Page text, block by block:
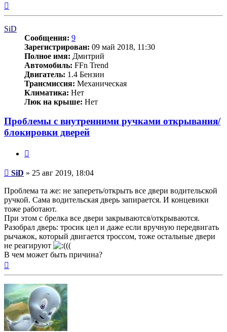
SiD
Сообщения: 9
Зарегистрирован: 09 май 2018, 11:30
Полное имя: Дмитрий
Автомобиль: FFn Trend
Двигатель: 1.4 Бензин
Трансмиссия: Механическая
Климатика: Нет
Люк на крыше: Нет
Проблемы с внутренними ручками открывания/
блокировки дверей
Сообщение
SiD » 25 авг 2019, 18:04
Проблема та же: не запереть/открыть все двери водительской
ручкой. Сама водительская дверь запирается. И концевики
тоже работают.
При этом с брелка все двери закрываются/открываются.
Разобрал дверь: тросик цел и даже если вручную передвигать
рычажок, который двигается троссом, тоже остальные двери
не реагируют
((
В чем может быть причина?